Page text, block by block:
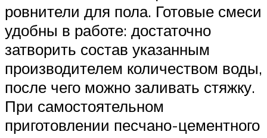
ровнители для пола. Готовые смеси
удобны в работе: достаточно
затворить состав указанным
производителем количеством воды,
после чего можно заливать стяжку.
При самостоятельном
приготовлении песчано-цементного